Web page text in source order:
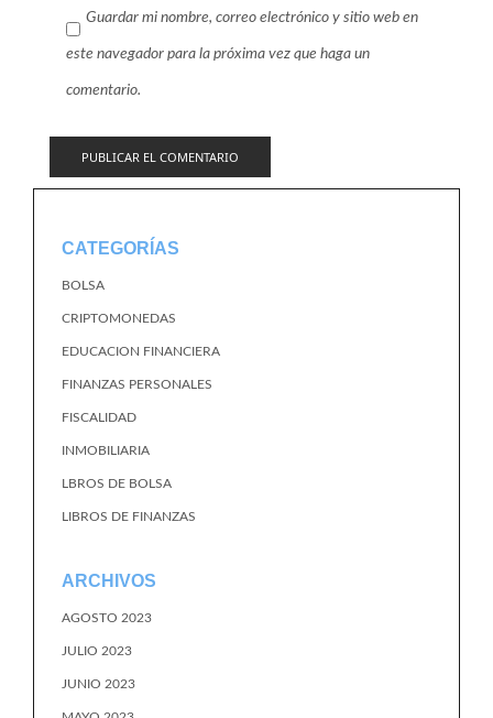
Guardar mi nombre, correo electrónico y sitio web en
este navegador para la próxima vez que haga un
comentario.
CATEGORÍAS
BOLSA
CRIPTOMONEDAS
EDUCACION FINANCIERA
FINANZAS PERSONALES
FISCALIDAD
INMOBILIARIA
LBROS DE BOLSA
LIBROS DE FINANZAS
ARCHIVOS
AGOSTO 2023
JULIO 2023
JUNIO 2023